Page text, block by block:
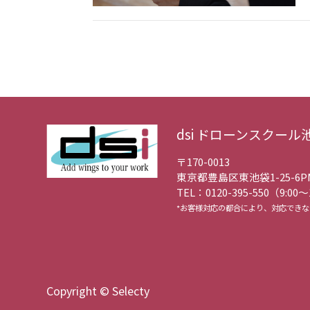
dsi ドローンスクール
〒170-0013
東京都豊島区東池袋1-25-6
TEL：0120-395-550（9:00
*お客様対応の都合により、対応でき
Copyright ©︎ Selecty